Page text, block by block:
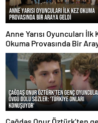
Anne Yarısı Oyuncuları İlk
Okuma Provasında Bir
Geldi